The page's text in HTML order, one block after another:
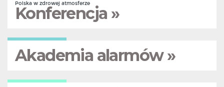
Polska w zdrowej atmosferze
Konferencja »
Akademia alarmów »